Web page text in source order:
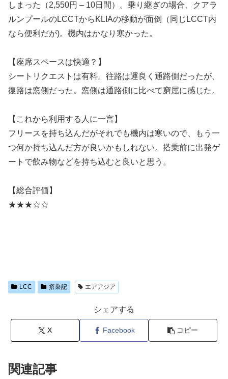
しまった（2,550円 – 10日間）。乗り継ぎの場合、クアラ
ルンプールのLCCTからKLIAの移動が面倒（同じLCCT内
なら便利だが)。機内はかなり寒かった。
【座席スペースは快適？】
シートリクエストは有料。往路は運良く通路側だったが、
復路は窓側だった。窓側は通路側に比べて窮屈に感じた。
【これから利用する人に一言】
フリースを持ち込んだがそれでも機内は寒いので、もう一
つ何か持ち込んだ方が良いかもしれない。搭乗前に出発ゲ
ートで飲み物などを持ち込むと良いと思う。
【総合評価】
★★★☆☆
LCC 搭乗記 エアアジア
シェアする
X Facebook コピー
関連記事